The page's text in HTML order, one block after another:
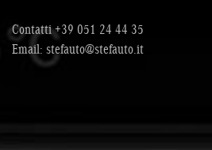
Contatti+39 051 24 44 35
Email: stefauto@stefauto.it